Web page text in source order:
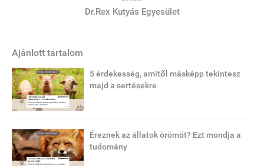
Dr.Rex Kutyás Egyesület
Ajánlott tartalom
5 érdekesség, amitől másképp tekintesz
majd a sertésekre
Éreznek az állatok örömöt? Ezt mondja a
tudomány